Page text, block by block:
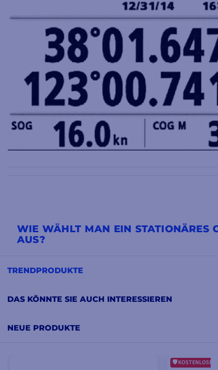
WIE WÄHLT MAN EIN STATIONÄRES
AUS?
soll. So müssen Sie die
TRENDPRODUKTE
DAS KÖNNTE SIE AUCH INTERESSIEREN
NEUE PRODUKTE
KOSTENLOSE